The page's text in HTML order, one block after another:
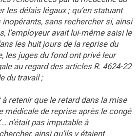
les délais légaux ; qu’en statuant
sans rechercher si, ainsi
l’employeur avait lui-même saisi le
les huit jours de la reprise du
les juges du fond ont privé leur
au regard des articles R. 4624-22
du travail ;
à retenir que le retard dans la mise
médicale de reprise après le congé
n’était pas imputable à
ainsi qu’ils y étaient